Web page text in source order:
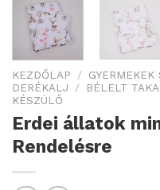
KEZDŐLAP / GYERMEKEK
DERÉKALJ
/ BÉLELT
KÉSZÜLŐ
Erdei állatok
Rendelésre